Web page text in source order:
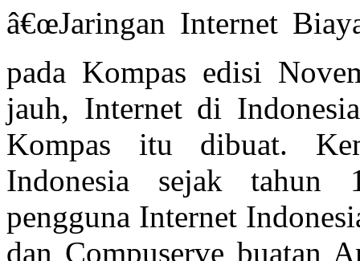
â€œJaringan Internet
pada Kompas edisi
jauh, Internet di
Kompas itu dibuat.
Indonesia sejak tahun
pengguna Internet
dan Compuserve buatan